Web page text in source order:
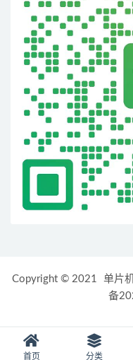
Copyright © 2021 单片
备
首页 分类